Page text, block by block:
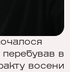
в
восени